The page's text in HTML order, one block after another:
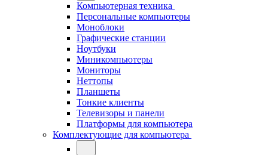
Компьютерная техника
Персональные компьютеры
Моноблоки
Графические станции
Ноутбуки
Миникомпьютеры
Мониторы
Неттопы
Планшеты
Тонкие клиенты
Телевизоры и панели
Платформы для компьютера
Комплектующие для компьютера